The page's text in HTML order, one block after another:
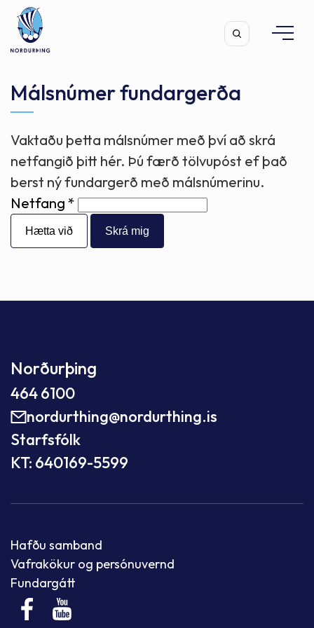
Leita
Málsnúmer fundargerða
Vaktaðu þetta málsnúmer með því að skrá
netfangið þitt hér. Þú færð tölvupóst ef það
berst ný fundargerð með málsnúmerinu.
Netfang
Hætta við
Norðurþing
464 6100
nordurthing@nordurthing.is
Starfsfólk
KT: 640169-5599
Hafðu samband
Vafrakökur og persónuvernd
Fundargátt